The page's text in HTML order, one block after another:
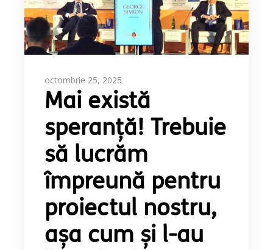
octombrie 25, 2025
Mai există
speranță! Trebuie
să lucrăm
împreună pentru
proiectul nostru,
așa cum și l-au